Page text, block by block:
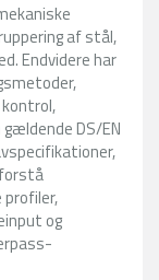
af stål,
Endvidere har
DS/EN
og